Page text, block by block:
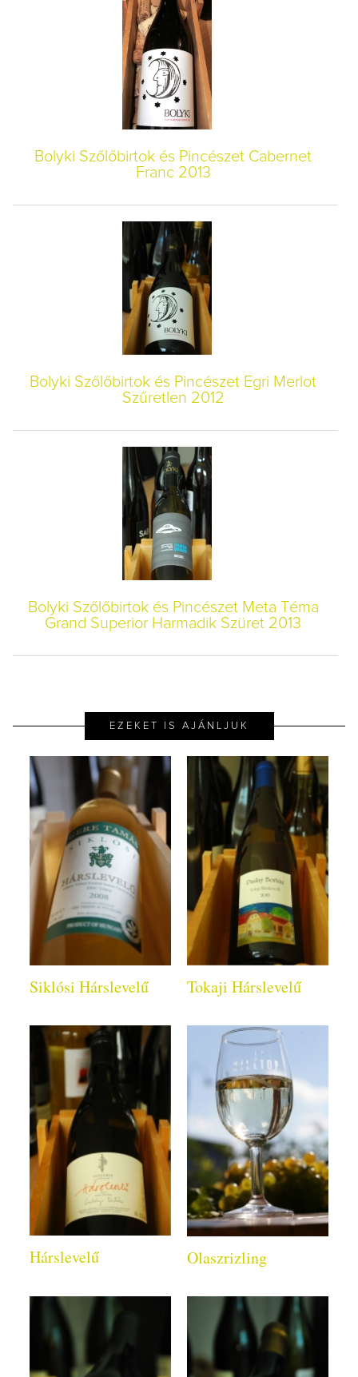
Bolyki Szőlőbirtok és Pincészet Cabernet
Franc 2013
Bolyki Szőlőbirtok és Pincészet Egri Merlot
Szűretlen 2012
Bolyki Szőlőbirtok és Pincészet Meta Téma
Grand Superior Harmadik Szüret 2013
EZEKET IS AJÁNLJUK
Siklósi Hárslevelű Tokaji Hárslevelű
Hárslevelű Olaszrizling